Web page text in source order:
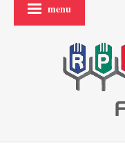
menu